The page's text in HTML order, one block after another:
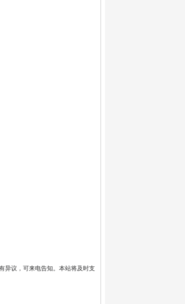
异议，可来电告知。本站将及时支